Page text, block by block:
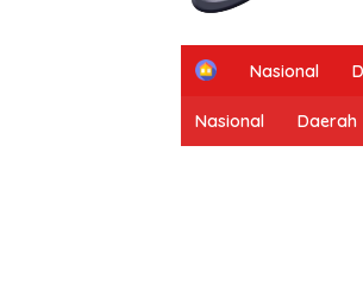
H
m
e
Nasional
Nasional Daerah